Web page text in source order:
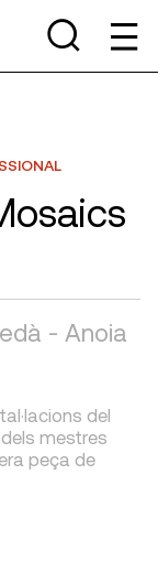
- Anoia
del
mestres
peça de